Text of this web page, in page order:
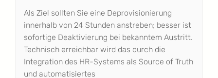
Als Ziel sollten Sie eine Deprovisionierung
innerhalb von 24 Stunden anstreben; besser ist
sofortige Deaktivierung bei bekanntem Austritt.
Technisch erreichbar wird das durch die
Integration des HR-Systems als Source of Truth
und automatisiertes